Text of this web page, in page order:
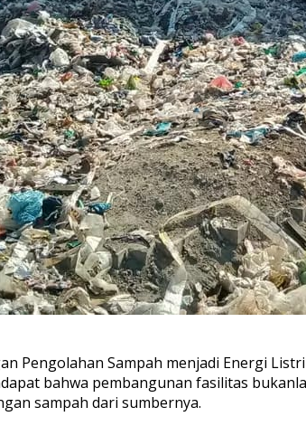
Pengolahan Sampah menjadi Energi
bahwa pembangunan fasilitas
sampah dari sumbernya.